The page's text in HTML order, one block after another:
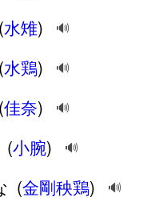
(水雉) 🔊
(水鶏) 🔊
(佳奈) 🔊
(小腕) 🔊
(金剛秧鶏) 🔊